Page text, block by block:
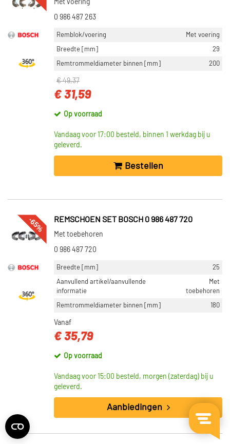
Met voering
0 986 487 263
Remblok/voering
Met voering
Breedte [mm]
29
Remtrommeldiameter binnen [mm]
200
€ 49,37
€ 31,59
Op voorraad
Vandaag voor 17:00 besteld, binnen 1 werkdag bij u
geleverd.
Bestellen
-65% REMSCHOEN SET BOSCH 0 986 487 720
Met toebehoren
0 986 487 720
Breedte [mm]
25
Aanvullend artikel/aanvullende
informatie
Met
toebehoren
Remtrommeldiameter binnen [mm]
180
Vanaf
€ 35,79
Op voorraad
Vandaag voor 15:00 besteld, morgen (zaterdag) bij u
geleverd.
Aanbiedingen